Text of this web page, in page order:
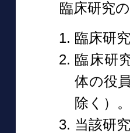
臨床研究
臨床研
臨床研
体の役
除く）
当該研